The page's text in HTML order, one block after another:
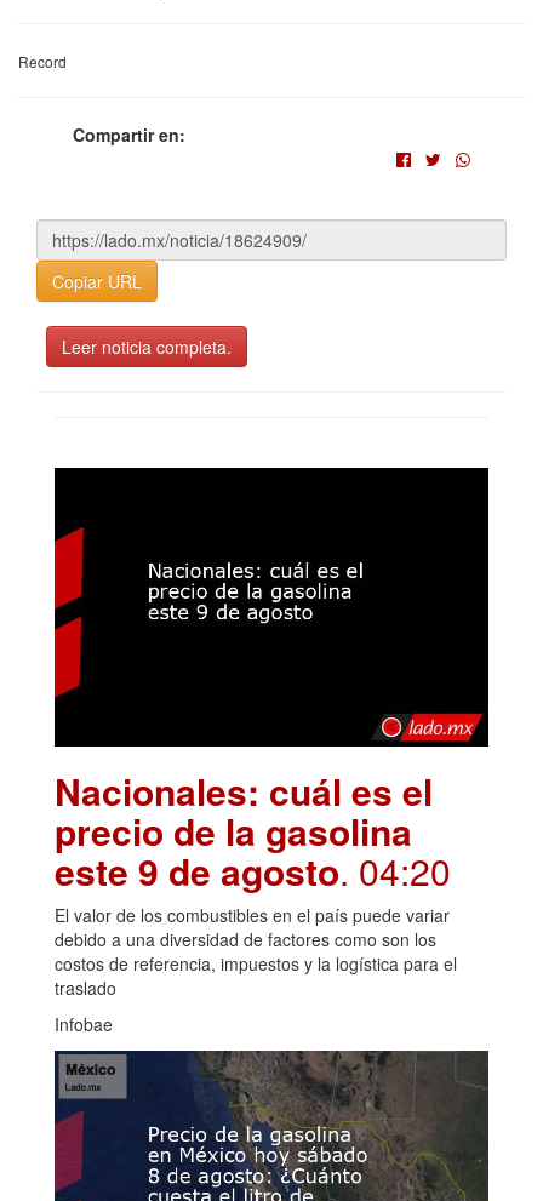
Record
Compartir en:
Copiar URL
Leer noticia completa.
Nacionales: cuál es el
precio de la gasolina
este 9 de agosto. 04:20
El valor de los combustibles en el país puede variar
debido a una diversidad de factores como son los
costos de referencia, impuestos y la logística para el
traslado
Infobae